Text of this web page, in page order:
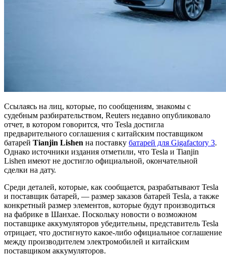
Ссылаясь на лиц, которые, по сообщениям, знакомы с
судебным разбирательством, Reuters недавно опубликовало
отчет, в котором говорится, что Tesla достигла
предварительного соглашения с китайским поставщиком
батарей Tianjin Lishen на поставку батарей для Gigafactory 3.
Однако источники издания отметили, что Tesla и Tianjin
Lishen имеют не достигло официальной, окончательной
сделки на дату.
Среди деталей, которые, как сообщается, разрабатывают Tesla
и поставщик батарей, — размер заказов батарей Tesla, а также
конкретный размер элементов, которые будут производиться
на фабрике в Шанхае. Поскольку новости о возможном
поставщике аккумуляторов убедительны, представитель Tesla
отрицает, что достигнуто какое-либо официальное соглашение
между производителем электромобилей и китайским
поставщиком аккумуляторов.